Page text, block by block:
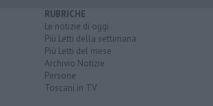
RUBRICHE
Le notizie di oggi
Più Letti della settimana
Più Letti del mese
Archivio Notizie
Persone
Toscani in TV